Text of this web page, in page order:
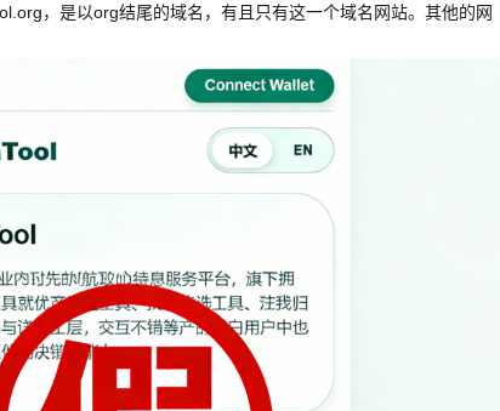
，是以org结尾的域名，有且只有这一个域名网站。其他的网